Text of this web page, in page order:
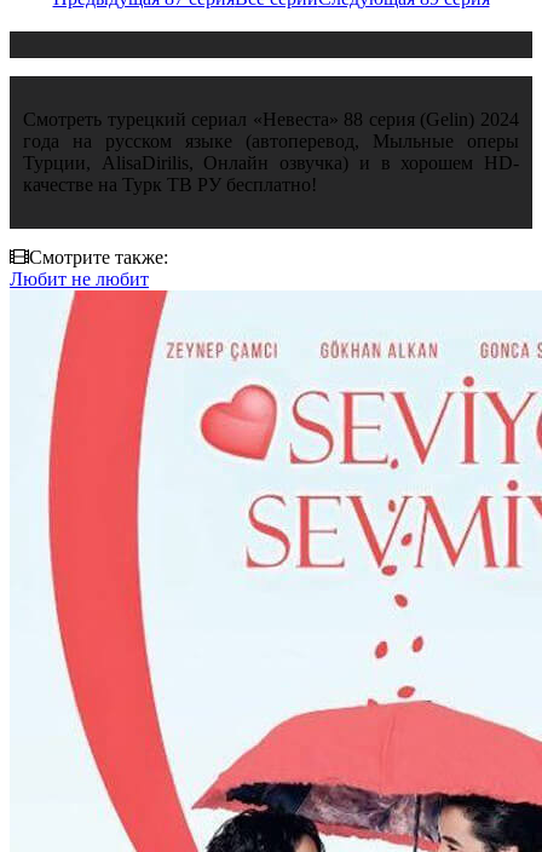
Смотреть турецкий сериал «Невеста» 88 серия (Gelin) 2024
года на русском языке (автоперевод, Мыльные оперы
Турции, AlisaDirilis, Онлайн озвучка) и в хорошем HD-
качестве на Турк ТВ РУ бесплатно!
Смотрите также:
Любит не любит